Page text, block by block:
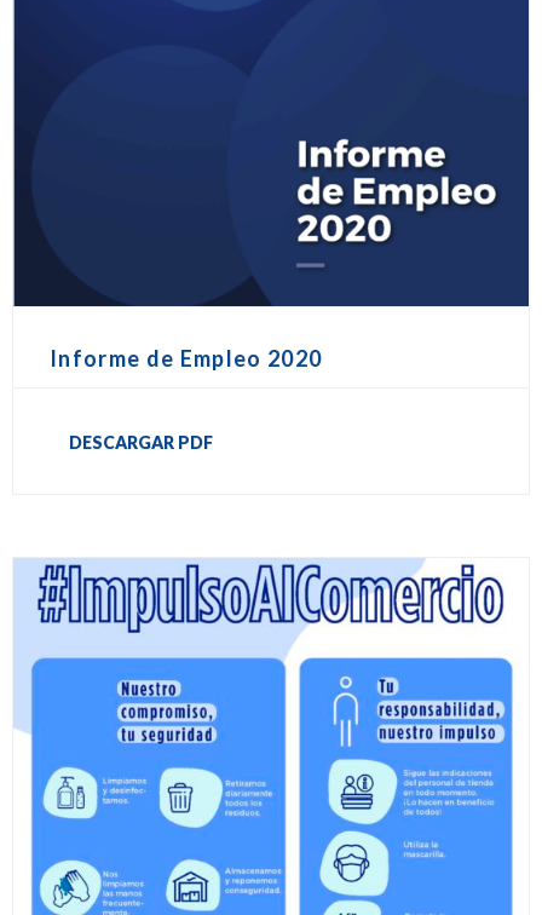
Informe de Empleo 2020
DESCARGAR PDF